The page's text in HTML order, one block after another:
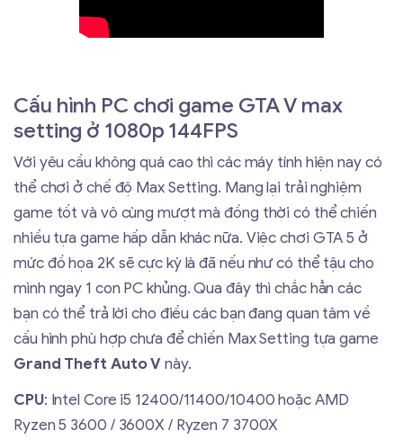
Cấu hình PC chơi game GTA V max
setting ở 1080p 144FPS
Với yêu cầu không quá cao thì các máy tính hiện nay có
thể chơi ở chế độ Max Setting. Mang lại trải nghiệm
game tốt và vô cùng mượt mà đồng thời có thể chiến
nhiều tựa game hấp dẫn khác nữa. Việc chơi GTA 5 ở
mức đồ họa 2K sẽ cực kỳ là đã nếu như có thể tậu cho
mình ngay 1 con PC khủng. Qua đây thì chắc hẳn các
bạn có thể trả lời cho điều các bạn đang quan tâm về
cấu hình phù hợp chưa để chiến Max Setting tựa game
Grand Theft Auto Vnày.
CPU: Intel Core i5 12400/11400/10400 hoặc AMD
Ryzen 5 3600 / 3600X / Ryzen 7 3700X